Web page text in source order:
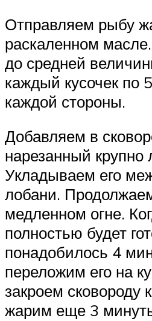
Отправляем рыбу
раскаленном
до средней
каждый кусочек по
каждой стороны.
Добавляем в
нарезанный крупно
Укладываем его
лобани.
медленном огне.
полностью будет
понадобилось 4
переложим его на
закроем сковороду
жарим еще 3